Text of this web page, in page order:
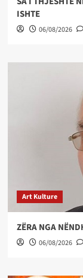
ISHTE
06/08/2026
Art Kulture
ZËRA NGA
06/08/2026